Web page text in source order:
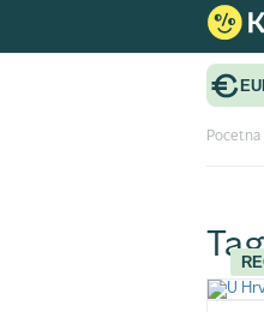
Pocetna